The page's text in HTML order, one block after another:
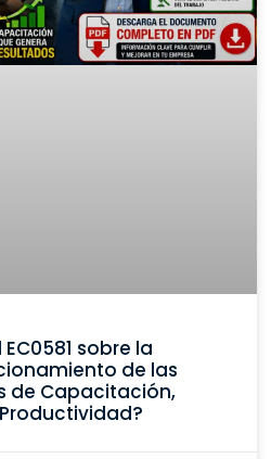
sobre la
de las
de Capacitación,